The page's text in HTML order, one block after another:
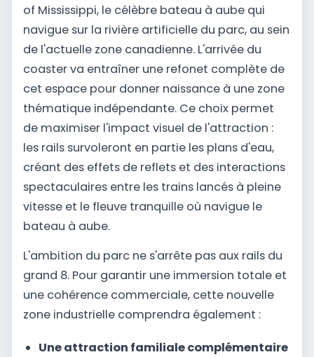
of Mississippi, le célèbre bateau à aube qui
navigue sur la rivière artificielle du parc, au sein
de l'actuelle zone canadienne. L'arrivée du
coaster va entraîner une refonet complète de
cet espace pour donner naissance à une zone
thématique indépendante. Ce choix permet
de maximiser l'impact visuel de l'attraction :
les rails survoleront en partie les plans d'eau,
créant des effets de reflets et des interactions
spectaculaires entre les trains lancés à pleine
vitesse et le fleuve tranquille où navigue le
bateau à aube.
L'ambition du parc ne s'arrête pas aux rails du
grand 8. Pour garantir une immersion totale et
une cohérence commerciale, cette nouvelle
zone industrielle comprendra également :
Une attraction familiale complémentaire